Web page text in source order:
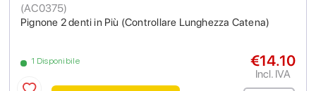
Pignone 2 denti in Più (Controllare Lunghezza Catena)
(AC0375)
1 Disponibile €14.10
Incl. IVA